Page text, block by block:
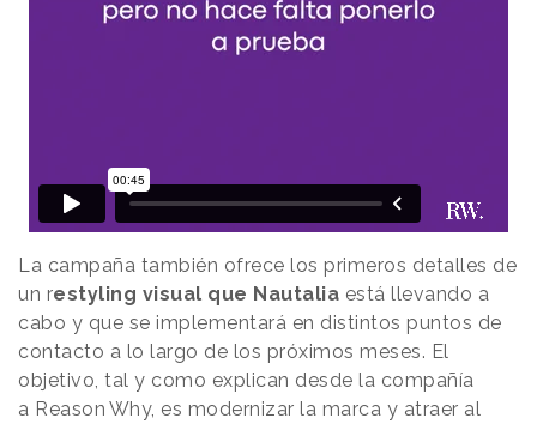
La campaña también ofrece los primeros detalles de
un restyling visual que Nautalia está llevando a
cabo y que se implementará en distintos puntos de
contacto a lo largo de los próximos meses. El
objetivo, tal y como explican desde la compañía
a Reason Why, es modernizar la marca y atraer al